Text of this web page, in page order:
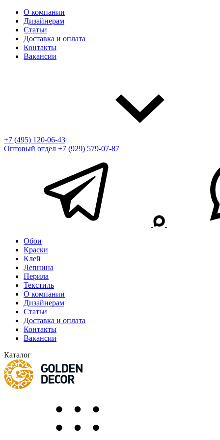
О компании
Дизайнерам
Статьи
Доставка и оплата
Контакты
Вакансии
+7 (495) 120-06-43
Оптовый отдел +7 (929) 579-07-87
Обои
Краски
Клей
Лепнина
Перила
Текстиль
О компании
Дизайнерам
Статьи
Доставка и оплата
Контакты
Вакансии
Каталог